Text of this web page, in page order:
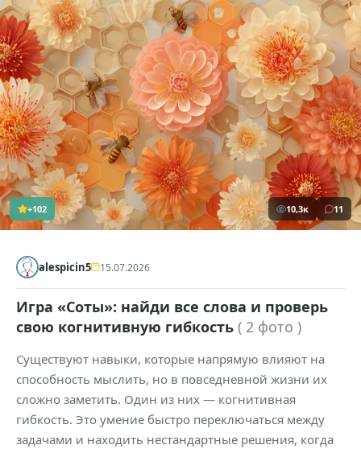
+102 10,3к 11
аlespicin5 15.07.2026
Игра «Соты»: найди все слова и проверь
свою когнитивную гибкость ( 2 фото )
Существуют навыки, которые напрямую влияют на
способность мыслить, но в повседневной жизни их
сложно заметить. Один из них — когнитивная
гибкость. Это умение быстро переключаться между
задачами и находить нестандартные решения, когда